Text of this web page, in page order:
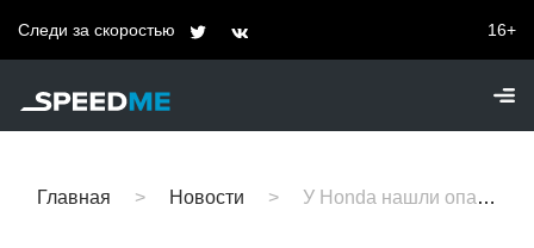
Следи за скоростью 16+
Главная Новости У Honda нашли опасный дефект: ремонт владельцам сделают бесплатно